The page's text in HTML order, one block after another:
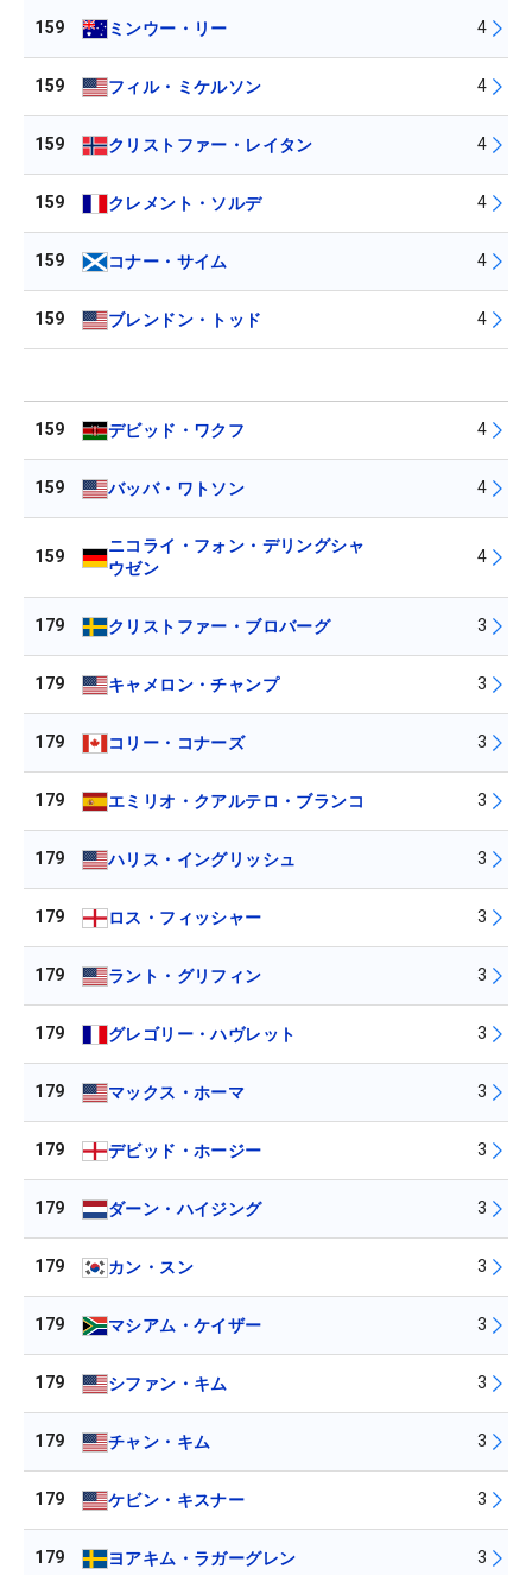
159 ミンウー・リー 4
159 フィル・ミケルソン 4
159 クリストファー・レイタン 4
159 クレメント・ソルデ 4
159 コナー・サイム 4
159 ブレンドン・トッド 4
159 デビッド・ワクフ 4
159 バッバ・ワトソン 4
159
ニコライ・フォン・デリングシャ
ウゼン
4
179 クリストファー・ブロバーグ 3
179 キャメロン・チャンプ 3
179 コリー・コナーズ 3
179 エミリオ・クアルテロ・ブランコ 3
179 ハリス・イングリッシュ 3
179 ロス・フィッシャー 3
179 ラント・グリフィン 3
179 グレゴリー・ハヴレット 3
179 マックス・ホーマ 3
179 デビッド・ホージー 3
179 ダーン・ハイジング 3
179 カン・スン 3
179 マシアム・ケイザー 3
179 シファン・キム 3
179 チャン・キム 3
179 ケビン・キスナー 3
179 ヨアキム・ラガーグレン 3